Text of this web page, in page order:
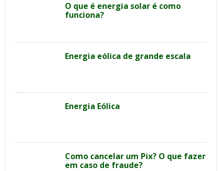
O que é energia solar é como
funciona?
Energia eólica de grande escala
Energia Eólica
Como cancelar um Pix? O que fazer
em caso de fraude?